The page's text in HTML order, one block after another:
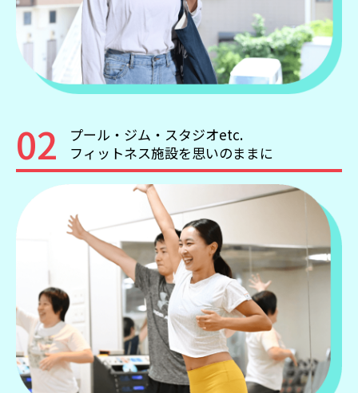
02
プール・ジム・スタジオetc.
フィットネス施設を思いのままに